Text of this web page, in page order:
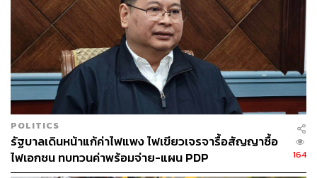
POLITICS
รัฐบาลเดินหน้าแก้ค่าไฟแพง ไฟเขียวเจรจารื้อสัญญาซื้อ
ไฟเอกชน ทบทวนค่าพร้อมจ่าย-แผน PDP
164